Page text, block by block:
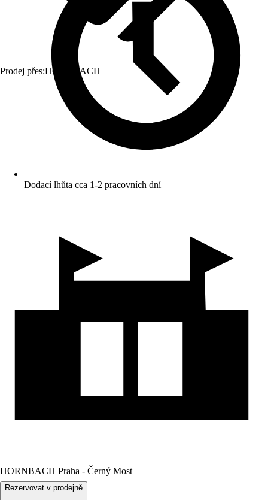
Prodej přes:HORNBACH
Dodací lhůta cca 1-2 pracovních dní
HORNBACH Praha - Černý Most
Rezervovat v prodejně